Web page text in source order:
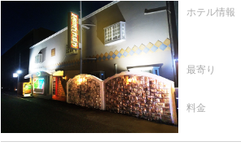
ホテル情報
最寄り
料金